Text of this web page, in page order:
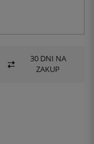
30 DNI NA
ZAKUP